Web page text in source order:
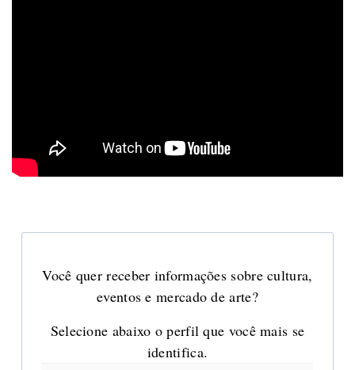
Você quer receber informações sobre cultura,
eventos e mercado de arte?
Selecione abaixo o perfil que você mais se
identifica.